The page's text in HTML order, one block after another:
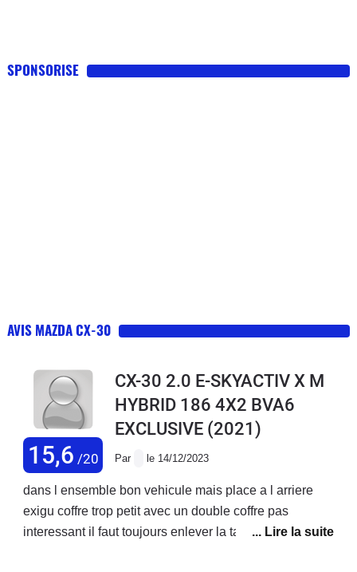
SPONSORISE
AVIS MAZDA CX-30
15,6 /20
CX-30 2.0 E-SKYACTIV X M
HYBRID 186 4X2 BVA6
EXCLUSIVE (2021)
Par le 14/12/2023
dans l ensemble bon vehicule mais place a l arriere
exigu coffre trop petit avec un double coffre pas
interessant il faut toujours enlever la tablette boite